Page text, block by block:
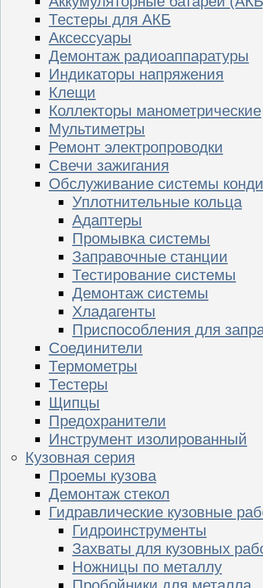
Тестеры для АКБ
Аксессуары
Демонтаж радиоаппаратуры
Индикаторы напряжения
Клещи
Коллекторы манометрические
Мультиметры
Ремонт электропроводки
Свечи зажигания
Обслуживание системы
Уплотнительные кольца
Адаптеры
Промывка системы
Заправочные станции
Тестирование системы
Демонтаж системы
Хладагенты
Приспособления для
Соединители
Термометры
Тестеры
Щипцы
Предохранители
Инструмент изолированный
Кузовная серия
Проемы кузова
Демонтаж стекол
Гидравлические кузовные
Гидроинструменты
Захваты для кузовных
Ножницы по металлу